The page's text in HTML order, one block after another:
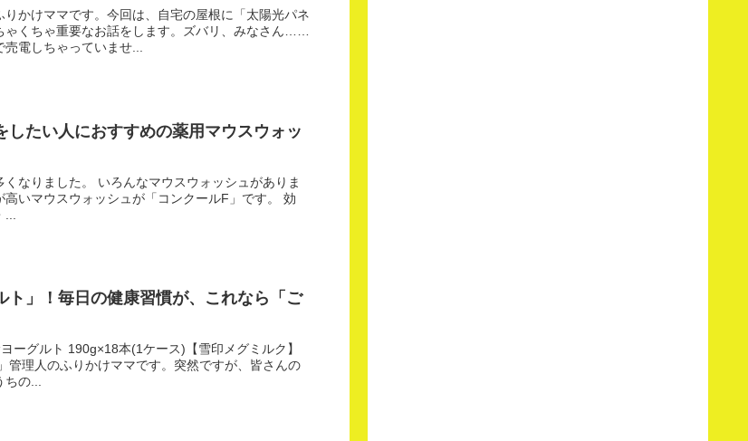
かけママです。今回は、自宅の屋根に「太陽光パネ
ゃくちゃ重要なお話をします。ズバリ、みなさん……
電しちゃっていませ...
したい人におすすめの薬用マウスウォッ
なりました。 いろんなマウスウォッシュがありま
いマウスウォッシュが「コンクールF」です。 効
ト」！毎日の健康習慣が、これなら「ご
ーグルト 190g×18本(1ケース)【雪印メグミルク】
管理人のふりかけママです。突然ですが、皆さんの
の...